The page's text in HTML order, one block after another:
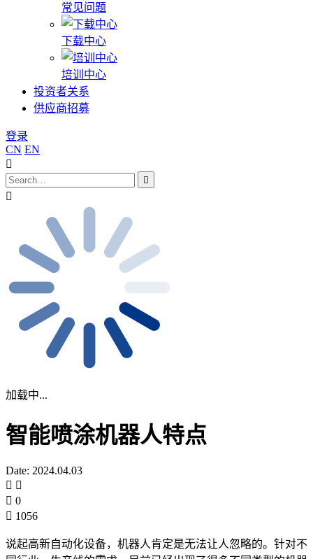
常见问题
下载中心
培训中心
投资者关系
供应商招募
登录
CN EN
加载中...
智能喷涂机器人特点
Date: 2024.04.03
0
1056
说起高新自动化设备，机器人肯定是无法让人忽略的。针对不